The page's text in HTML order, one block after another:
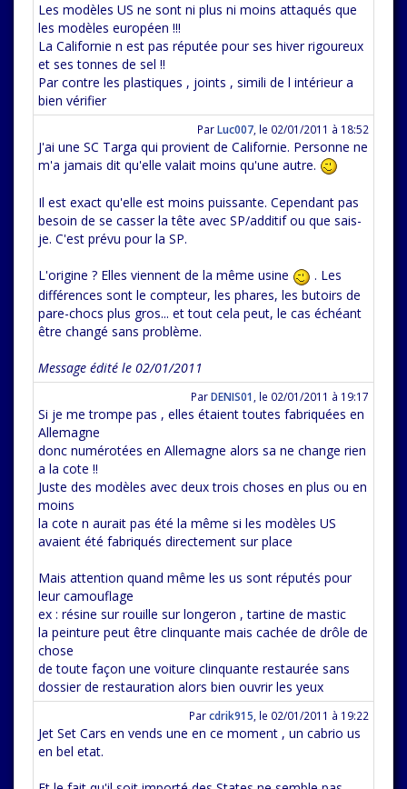
Les modèles US ne sont ni plus ni moins attaqués que
les modèles européen !!!
La Californie n est pas réputée pour ses hiver rigoureux
et ses tonnes de sel !!
Par contre les plastiques , joints , simili de l intérieur a
bien vérifier
ParLuc007 le 02/01/2011 à 18:52
J'ai une SC Targa qui provient de Californie. Personne ne
m'a jamais dit qu'elle valait moins qu'une autre.
Il est exact qu'elle est moins puissante. Cependant pas
besoin de se casser la tête avec SP/additif ou que sais-
je. C'est prévu pour la SP.
L'origine ? Elles viennent de la même usine
. Les
différences sont le compteur, les phares, les butoirs de
pare-chocs plus gros... et tout cela peut, le cas échéant
être changé sans problème.
Message édité le 02/01/2011
ParDENIS01 le 02/01/2011 à 19:17
Si je me trompe pas , elles étaient toutes fabriquées en
Allemagne
donc numérotées en Allemagne alors sa ne change rien
a la cote !!
Juste des modèles avec deux trois choses en plus ou en
moins
la cote n aurait pas été la même si les modèles US
avaient été fabriqués directement sur place
Mais attention quand même les us sont réputés pour
leur camouflage
ex : résine sur rouille sur longeron , tartine de mastic
la peinture peut être clinquante mais cachée de drôle de
chose
de toute façon une voiture clinquante restaurée sans
dossier de restauration alors bien ouvrir les yeux
Parcdrik915 le 02/01/2011 à 19:22
Jet Set Cars en vends une en ce moment , un cabrio us
en bel etat.